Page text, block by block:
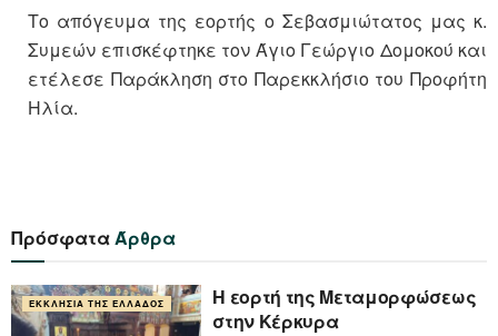
Το απόγευμα της εορτής ο Σεβασμιώτατος μας κ.
Συμεών επισκέφτηκε τον Άγιο Γεώργιο Δομοκού και
ετέλεσε Παράκληση στο Παρεκκλήσιο του Προφήτη
Ηλία.
ΠρόσφαταΆρθρα
ΕΚΚΛΗΣΊΑ ΤΗΣ ΕΛΛΆΔΟΣ
Η εορτή της Μεταμορφώσεως
στην Κέρκυρα